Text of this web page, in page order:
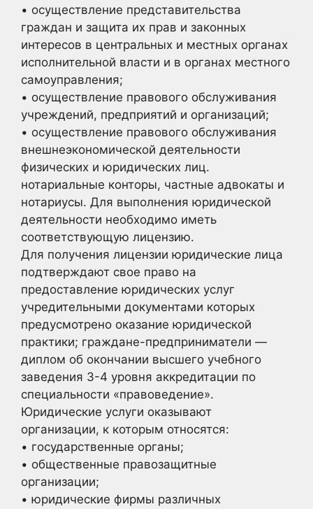
• осуществление представительства
граждан и защита их прав и законных
интересов в центральных и местных органах
исполнительной власти и в органах местного
самоуправления;
• осуществление правового обслуживания
учреждений, предприятий и организаций;
• осуществление правового обслуживания
внешнеэкономической деятельности
физических и юридических лиц.
нотариальные конторы, частные адвокаты и
нотариусы. Для выполнения юридической
деятельности необходимо иметь
соответствующую лицензию.
Для получения лицензии юридические лица
подтверждают свое право на
предоставление юридических услуг
учредительными документами которых
предусмотрено оказание юридической
практики; граждане-предприниматели —
диплом об окончании высшего учебного
заведения 3-4 уровня аккредитации по
специальности «правоведение».
Юридические услуги оказывают
организации, к которым относятся:
• государственные органы;
• общественные правозащитные
организации;
• юридические фирмы различных